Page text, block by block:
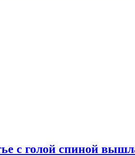
с голой спиной